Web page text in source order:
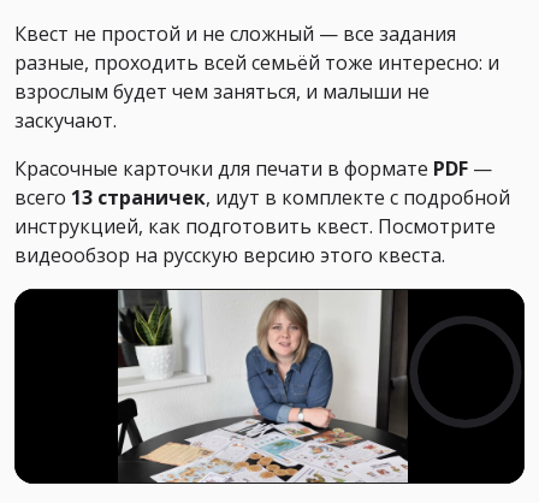
Квест не простой и не сложный — все задания
разные, проходить всей семьёй тоже интересно: и
взрослым будет чем заняться, и малыши не
заскучают.
Красочные карточки для печати в формате PDF —
всего 13 страничек, идут в комплекте с подробной
инструкцией, как подготовить квест. Посмотрите
видеообзор на русскую версию этого квеста.